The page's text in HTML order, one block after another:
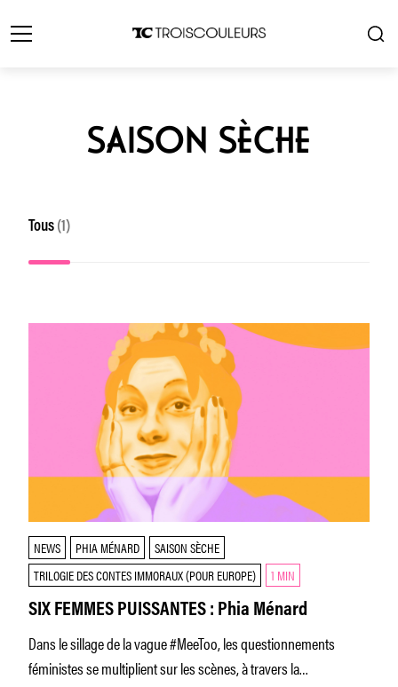
SAISON SÈCHE
Tous (1)
NEWS PHIA MÉNARD
SAISON SÈCHE
TRILOGIE DES CONTES IMMORAUX (POUR EUROPE)
1 MIN
SIX FEMMES PUISSANTES : Phia Ménard
Dans le sillage de la vague #MeeToo, les questionnements
féministes se multiplient sur les scènes, à travers la